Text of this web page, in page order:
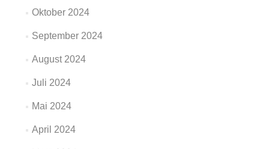
Oktober 2024
September 2024
August 2024
Juli 2024
Mai 2024
April 2024